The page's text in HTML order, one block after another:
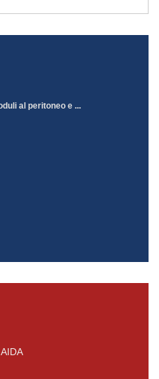
al peritoneo e ...